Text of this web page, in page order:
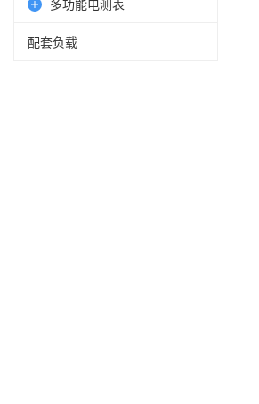
多功能电测表
配套负载